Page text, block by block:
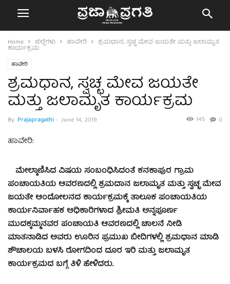
Home ಜಿಲ್ಲೆಗಳು ಹಾವೇರಿ ಶ್ರಮಧಾನ, ಸ್ವಚ್ಛ ಮೇವ ಜಯತೇ ಮತ್ತು ಜಲಾಮೃತ
ಕಾರ್ಯಕ್ರಮ
ಹಾವೇರಿ
ಶ್ರಮಧಾನ, ಸ್ವಚ್ಛ ಮೇವ ಜಯತೇ
ಮತ್ತು ಜಲಾಮೃತ ಕಾರ್ಯಕ್ರಮ
By Prajapragathi- June 14, 2019 0
145
ಹಾವೇರಿ:
ಮೇಲ್ಕಾಣಿಸಿದ ವಿಷಯ ಸಂಬಂಧಿಸಿದಂತೆ ಕನಕಾಪುರ ಗ್ರಾಮ
ಪಂಚಾಯತಿಯ ಆವರಣದಲ್ಲಿ ಶ್ರಮದಾನ ಜಲಾಮೃತ ಮತ್ತು ಸ್ವಚ್ಛ ಮೇವ
ಜಯತೇ ಆಂದೋಲನದ ಕಾರ್ಯಕ್ರಮಕ್ಕೆ ತಾಲೂಕ ಪಂಚಾಯತಿಯ
ಕಾರ್ಯನಿರ್ವಾಹಕ ಅಧಿಕಾರಿಗಳಾದ ಶ್ರೀಮತಿ ಅನ್ನಪೂರ್ಣ
ಮುದಕ್ಕಮ್ಮನವರ ಪಂಚಾಯತಿ ಆವರಣದಲ್ಲಿ ಚಾಲನೆ ನೀಡಿ
ಮಾತನಾಡಿದ ಅವರು ಊರಿನ ಪ್ರಮುಖ ಬೀದಿಗಳಲ್ಲಿ ಶ್ರಮಧಾನ ಮಾಡಿ
ಶೌಚಾಲಯ ಬಳಸಿ ರೋಗದಿಂದ ದೂರ ಇರಿ ಮತ್ತು ಜಲಾಮೃತ
ಕಾರ್ಯಕ್ರಮದ ಬಗ್ಗೆ ತಿಳಿ ಹೇಳಿದರು.